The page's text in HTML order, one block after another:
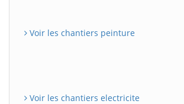
Voir les chantiers peinture
Voir les chantiers electricite